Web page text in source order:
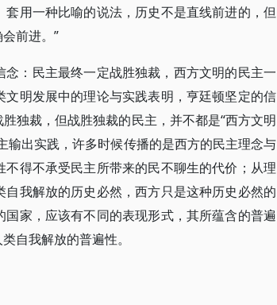
用一种比喻的说法，历史不是直线前进的，但
前进。”
：民主最终一定战胜独裁，西方文明的民主一
明发展中的理论与实践表明，亨廷顿坚定的信
独裁，但战胜独裁的民主，并不都是“西方文明
输出实践，许多时候传播的是西方的民主理念与
得不承受民主所带来的民不聊生的代价；从理
我解放的历史必然，西方只是这种历史必然的
家，应该有不同的表现形式，其所蕴含的普遍
自我解放的普遍性。